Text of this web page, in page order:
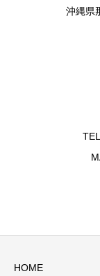
沖縄県
HOME